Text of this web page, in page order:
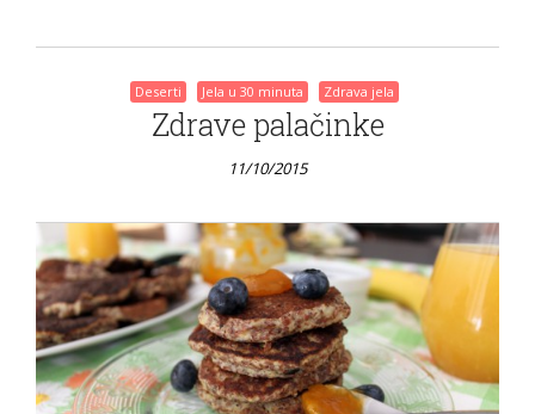
Deserti Jela u 30 minuta Zdrava jela
Zdrave palačinke
11/10/2015